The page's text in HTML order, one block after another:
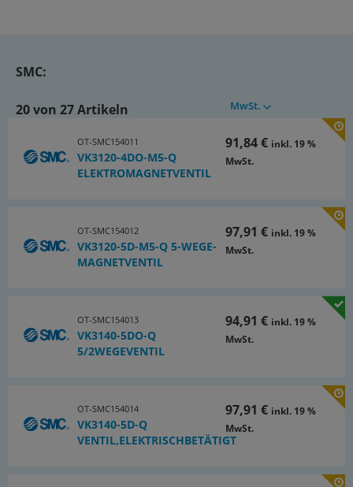
SMC:
20 von 27 Artikeln MwSt.
OT-SMC154011
VK3120-4DO-M5-Q
ELEKTROMAGNETVENTIL
91,84 € inkl. 19 %
MwSt.
OT-SMC154012
VK3120-5D-M5-Q 5-WEGE-
MAGNETVENTIL
97,91 € inkl. 19 %
MwSt.
OT-SMC154013
VK3140-5DO-Q
5/2WEGEVENTIL
94,91 € inkl. 19 %
MwSt.
OT-SMC154014
VK3140-5D-Q
VENTIL,ELEKTRISCHBETÄTIGT
97,91 € inkl. 19 %
MwSt.